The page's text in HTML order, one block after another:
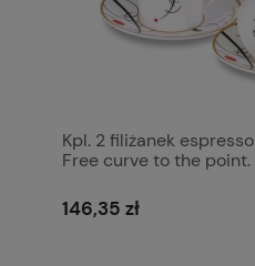
Kpl. 2 filiżanek
Free curve to the
146,35 zł